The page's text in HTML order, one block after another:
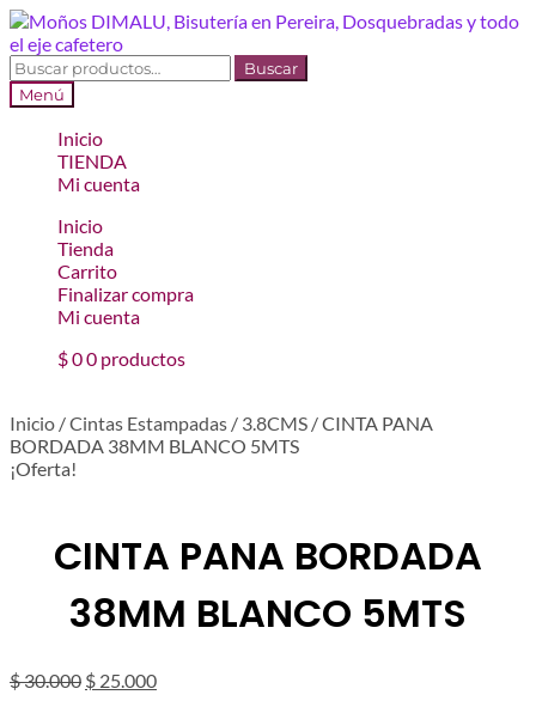
Ir
a
la
navegación
Ir
al
contenido
Buscar
por:
Buscar
Menú
Inicio
TIENDA
Mi cuenta
Inicio
Tienda
Carrito
Finalizar compra
Mi cuenta
$00 productos
Inicio /Cintas Estampadas / 3.8CMS /CINTA PANA
BORDADA 38MM BLANCO 5MTS
¡Oferta!
CINTA PANA BORDADA
38MM BLANCO 5MTS
$30.000 El
$ 25.000El